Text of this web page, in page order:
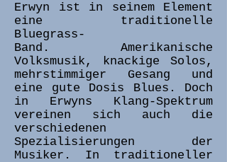
Erwyn ist in seinem Element
eine traditionelle
Bluegrass-
Band. Amerikanische
Volksmusik, knackige Solos,
mehrstimmiger Gesang und
eine gute Dosis Blues. Doch
in Erwyns Klang-Spektrum
vereinen sich auch die
verschiedenen
Spezialisierungen der
Musiker. In traditioneller